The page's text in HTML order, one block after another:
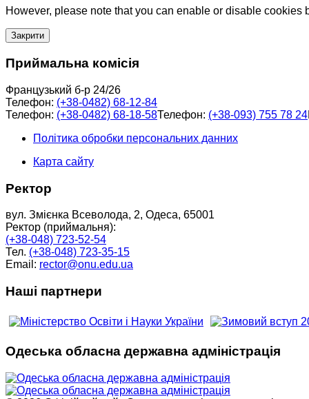
However, please note that you can enable or disable cookies
Закрити
Приймальна комісія
Французький б-р 24/26
Телефон: (+38-0482) 68-12-84
Телефон: (+38-0482) 68-18-58Телефон: (+38-093) 755 78 24
Політика обробки персональних данних
Карта сайту
Ректор
вул. Змієнка Всеволода, 2, Одеса, 65001
Ректор (приймальня):
(+38-048) 723-52-54
Тел. (+38-048) 723-35-15
Email: rector@onu.edu.ua
Наші партнери
Одеська обласна державна адміністрація